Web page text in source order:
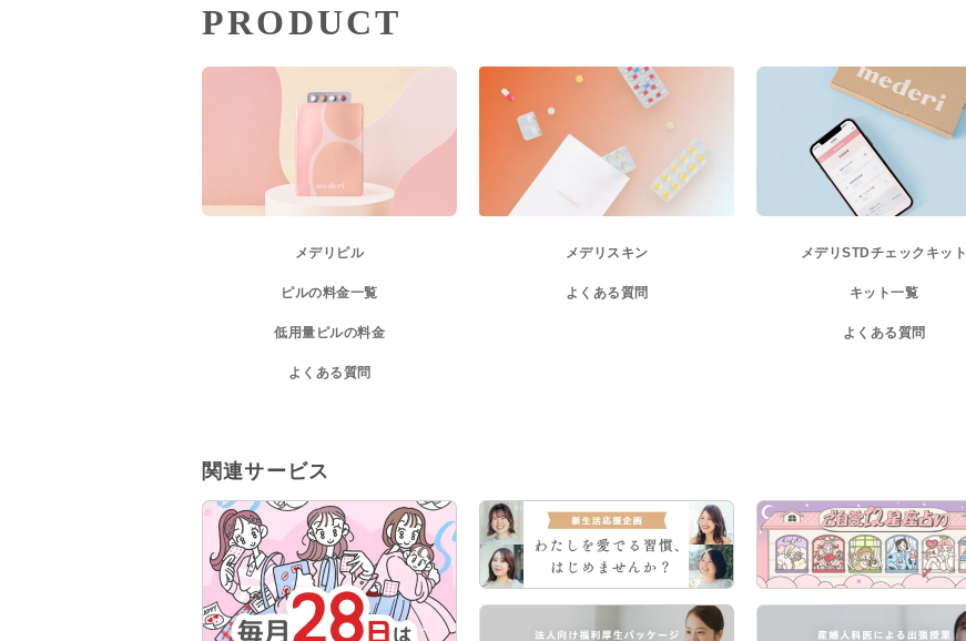
PRODUCT
メデリピル
ピルの料金一覧
低用量ピルの料金
よくある質問
メデリスキン
よくある質問
メデリSTDチェックキット
キット一覧
よくある質問
関連サービス